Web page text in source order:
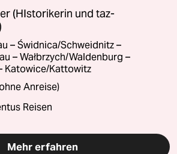
(HIstorikerin und taz-
– Świdnica/Schweidnitz –
– Wałbrzych/Waldenburg –
Katowice/Kattowitz
Anreise)
Reisen
Mehr erfahren